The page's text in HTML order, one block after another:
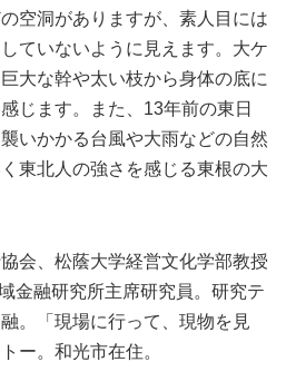
空洞がありますが、素人目には
ていないように見えます。大ケ
大な幹や太い枝から身体の底に
じます。また、13年前の東日
いかかる台風や大雨などの自然
東北人の強さを感じる東根の大
会、松蔭大学経営文化学部教授
金融研究所主席研究員。研究テ
。「現場に行って、現物を見
ー。和光市在住。